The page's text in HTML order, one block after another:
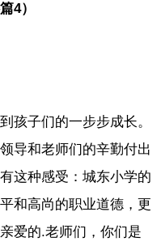
4）
孩子们的一步步成长。
导和老师们的辛勤付出
这种感受：城东小学的
和高尚的职业道德，更
爱的.老师们，你们是